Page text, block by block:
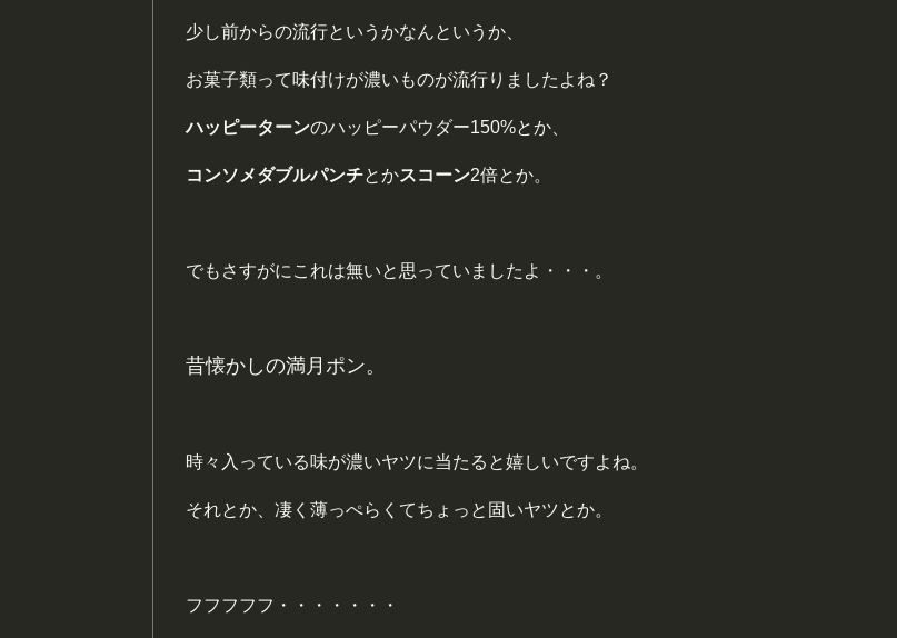
少し前からの流行というかなんというか、
お菓子類って味付けが濃いものが流行りましたよね？
ハッピーターンのハッピーパウダー150%とか、
コンソメダブルパンチとかスコーン2倍とか。
でもさすがにこれは無いと思っていましたよ・・・。
昔懐かしの満月ポン。
時々入っている味が濃いヤツに当たると嬉しいですよね。
それとか、凄く薄っぺらくてちょっと固いヤツとか。
フフフフフ・・・・・・・